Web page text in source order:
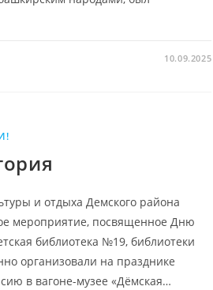
10.09.2025
и отдыха Демского района
мероприятие, посвященное Дню
библиотека №19, библиотеки
организовали на празднике
в вагоне-музее «Дёмская…